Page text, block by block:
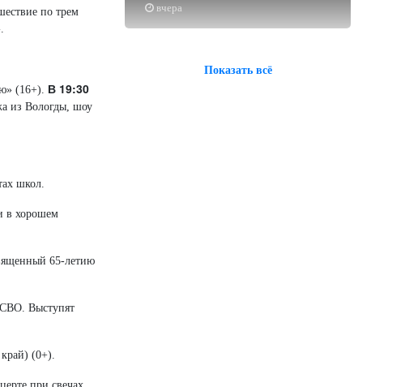
по трем
(16+). В 19:30
из Вологды, шоу
школ.
в хорошем
65-летию
Выступят
(0+).
вчера
Показать всё